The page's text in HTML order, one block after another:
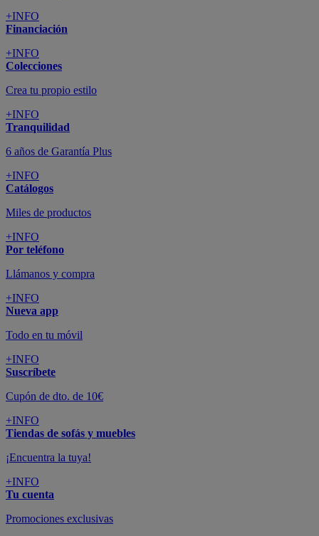
+INFO
Financiación
+INFO
Colecciones
Crea tu propio estilo
+INFO
Tranquilidad
6 años de Garantía Plus
+INFO
Catálogos
Miles de productos
+INFO
Por teléfono
Llámanos y compra
+INFO
Nueva app
Todo en tu móvil
+INFO
Suscríbete
Cupón de dto. de 10€
+INFO
Tiendas de sofás y muebles
¡Encuentra la tuya!
+INFO
Tu cuenta
Promociones exclusivas